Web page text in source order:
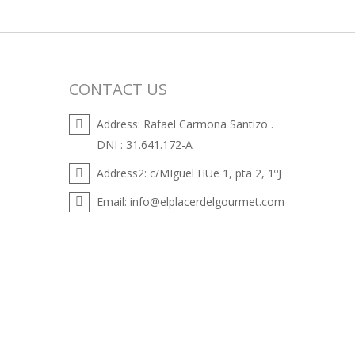
CONTACT US
Address: Rafael Carmona Santizo .
DNI : 31.641.172-A
Address2: c/MIguel HUe 1, pta 2, 1ºJ
Email: info@elplacerdelgourmet.com